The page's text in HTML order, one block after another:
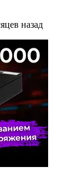
назад